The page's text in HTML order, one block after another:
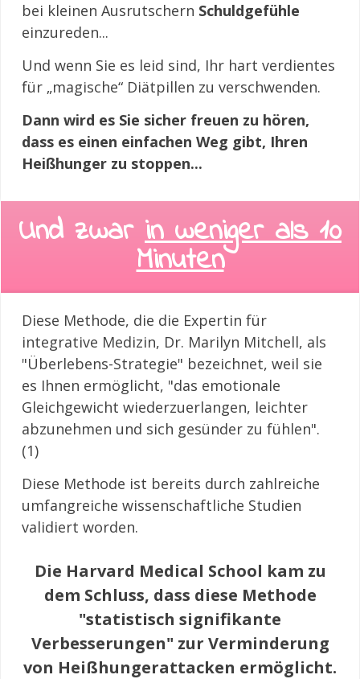
bei kleinen Ausrutschern Schuldgefühle
einzureden...
Und wenn Sie es leid sind, Ihr hart verdientes
für „magische“ Diätpillen zu verschwenden.
Dann wird es Sie sicher freuen zu hören,
dass es einen einfachen Weg gibt, Ihren
Heißhunger zu stoppen...
Und zwar in weniger als 10
Minuten
Diese Methode, die die Expertin für
integrative Medizin, Dr. Marilyn Mitchell, als
"Überlebens-Strategie" bezeichnet, weil sie
es Ihnen ermöglicht, "das emotionale
Gleichgewicht wiederzuerlangen, leichter
abzunehmen und sich gesünder zu fühlen".
(1)
Diese Methode ist bereits durch zahlreiche
umfangreiche wissenschaftliche Studien
validiert worden.
Die Harvard Medical School kam zu
dem Schluss, dass diese Methode
"statistisch signifikante
Verbesserungen" zur Verminderung
von Heißhungerattacken ermöglicht.